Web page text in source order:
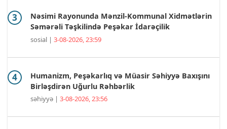
Nəsimi Rayonunda Mənzil-Kommunal Xidmətlərin
Səmərəli Təşkilində Peşəkar İdarəçilik
sosial | 3-08-2026, 23:59
Humanizm, Peşəkarlıq və Müasir Səhiyyə Baxışını
Birləşdirən Uğurlu Rəhbərlik
səhiyyə | 3-08-2026, 23:56